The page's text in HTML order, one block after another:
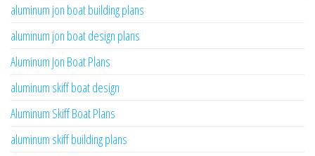
aluminum jon boat building plans
aluminum jon boat design plans
Aluminum Jon Boat Plans
aluminum skiff boat design
Aluminum Skiff Boat Plans
aluminum skiff building plans